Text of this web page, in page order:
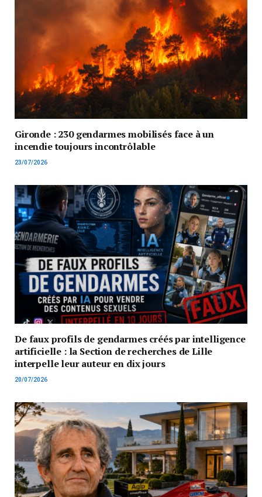
Gironde : 230 gendarmes mobilisés face à un
incendie toujours incontrôlable
23/07/2026
De faux profils de gendarmes créés par intelligence
artificielle : la Section de recherches de Lille
interpelle leur auteur en dix jours
20/07/2026